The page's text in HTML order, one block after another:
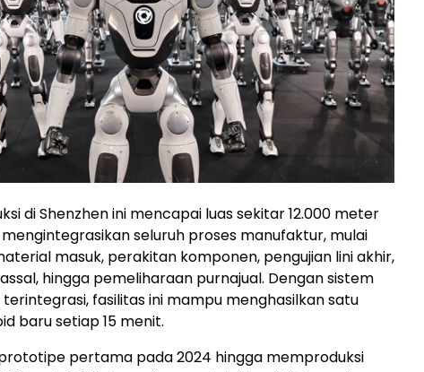
di Shenzhen ini mencapai luas sekitar 12.000 meter
seluruh proses manufaktur, mulai
masuk, perakitan komponen, pengujian lini akhir,
hingga pemeliharaan purnajual. Dengan sistem
fasilitas ini mampu menghasilkan satu
baru setiap 15 menit.
pertama pada 2024 hingga memproduksi